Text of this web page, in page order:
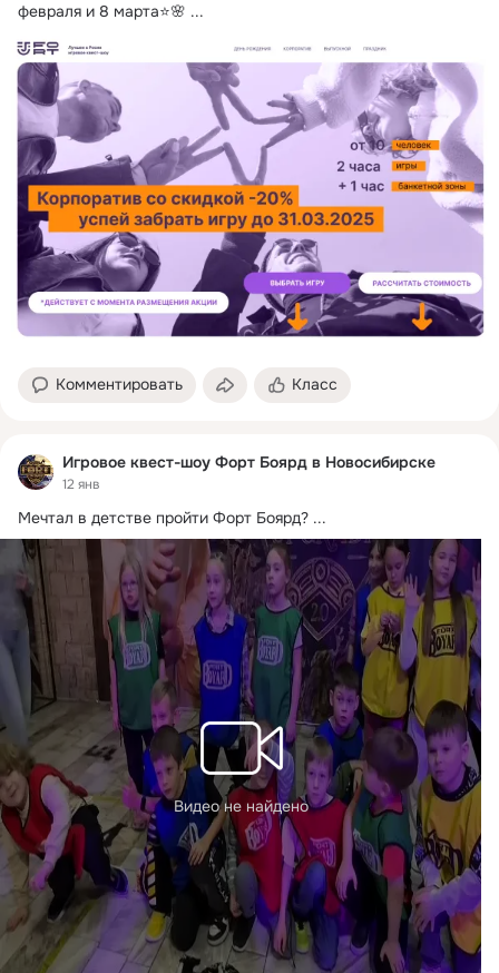
февраля и 8 марта⭐🌸 ...
Комментировать Класс
Игровое квест-шоу Форт Боярд в Новосибирске
12 янв
Мечтал в детстве пройти Форт Боярд? ...
Видео не найдено